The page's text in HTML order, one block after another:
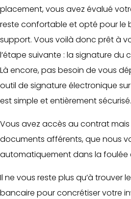
placement, vous avez évalué
reste confortable et opté pour le
support. Vous voilà donc prêt à
l’étape suivante : la signature du
Là encore, pas besoin de vous
outil de signature électronique
est simple et entièrement sécurisé.
Vous avez accès au contrat mais
documents afférents, que nous
automatiquement dans la foulée
Il ne vous reste plus qu’à trouver
bancaire pour concrétiser votre